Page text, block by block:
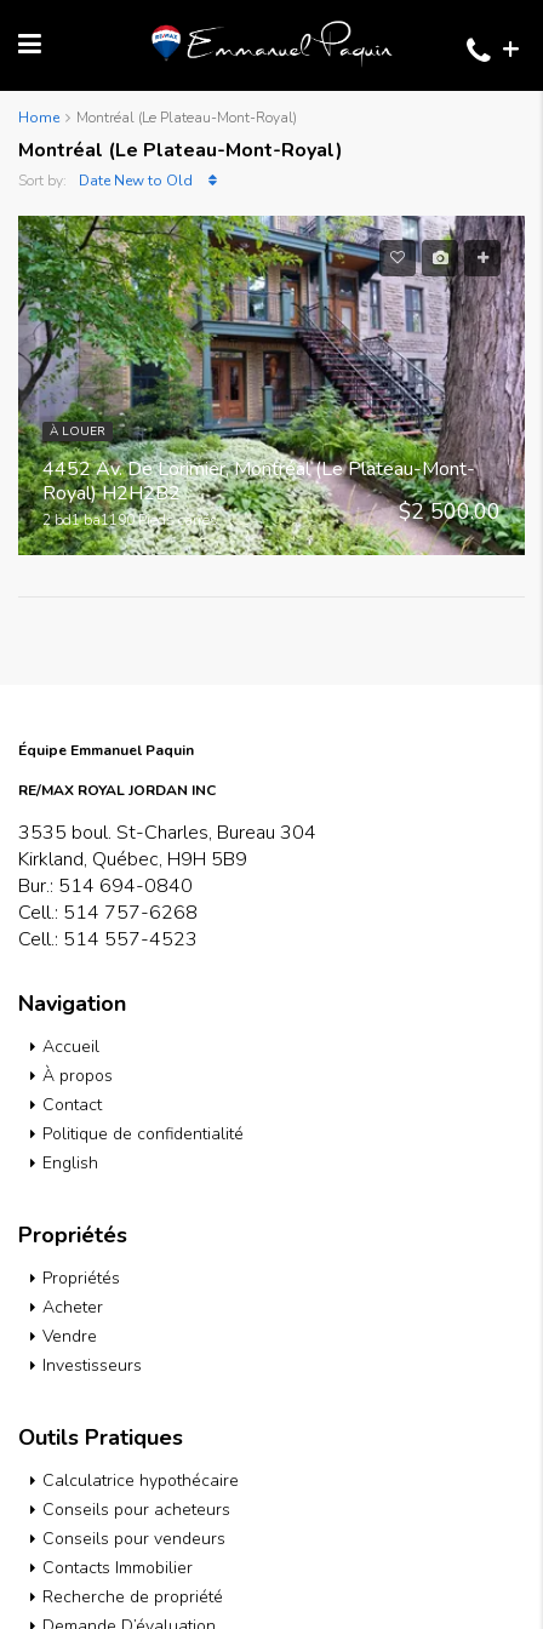
+
Home Montréal (Le Plateau-Mont-Royal)
Montréal (Le Plateau-Mont-Royal)
Sort by: Date New to Old
$2 500.00
À LOUER
4452 Av. De Lorimier, Montréal (Le Plateau-Mont-
Royal) H2H2B2
2 bd1 ba1190 Pieds carrés
Équipe Emmanuel Paquin
RE/MAX ROYAL JORDAN INC
3535 boul. St-Charles, Bureau 304
Kirkland, Québec, H9H 5B9
Bur.: 514 694-0840
Cell.: 514 757-6268
Cell.: 514 557-4523
Navigation
Accueil
À propos
Contact
Politique de confidentialité
English
Propriétés
Propriétés
Acheter
Vendre
Investisseurs
Outils Pratiques
Calculatrice hypothécaire
Conseils pour acheteurs
Conseils pour vendeurs
Contacts Immobilier
Recherche de propriété